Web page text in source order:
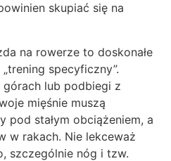
skupiać się na
na rowerze to doskonałe
specyficzny”.
lub podbiegi z
mięśnie muszą
pod stałym obciążeniem, a
w rakach. Nie lekceważ
szczególnie nóg i tzw.